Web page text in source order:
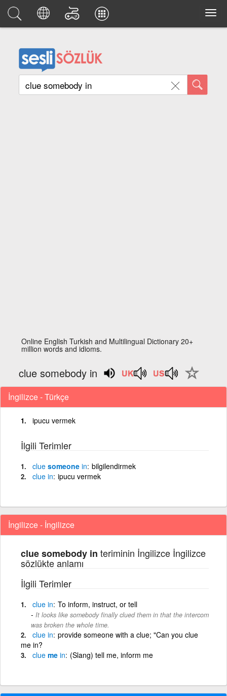
Online English Turkish and Multilingual Dictionary 20+
million words and idioms.
clue somebody in
İngilizce - Türkçe
ipucu vermek
İlgili Terimler
clue someone in bilgilendirmek
clue in ipucu vermek
İngilizce - İngilizce
clue somebody in teriminin İngilizce İngilizce
sözlükte anlamı
İlgili Terimler
clue in To inform, instruct, or tell
It looks like somebody finally clued them in that the intercom
was broken the whole time.
clue in provide someone with a clue; "Can you clue
me in?
clue me in (Slang) tell me, inform me